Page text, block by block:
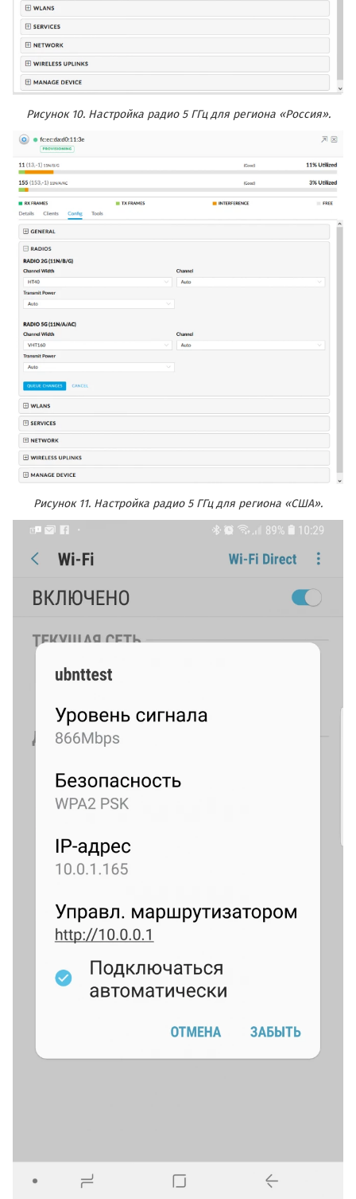
Рисунок 10. Настройка радио 5 ГГц для региона «Россия».
Рисунок 11. Настройка радио 5 ГГц для региона «США».